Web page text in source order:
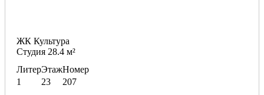
ЖК Культура
Студия 28.4 м²
Литер
1
Этаж
23
Номер
207